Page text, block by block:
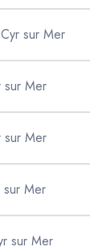
sur Mer
sur Mer
sur Mer
sur Mer
sur Mer